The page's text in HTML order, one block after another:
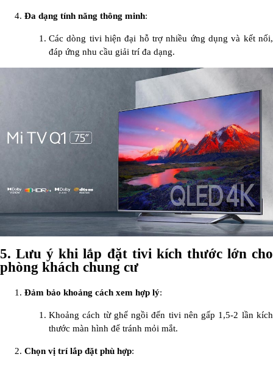
Đa dạng tính năng thông minh:
Các dòng tivi hiện đại hỗ trợ nhiều ứng dụng và kết nối,
đáp ứng nhu cầu giải trí đa dạng.
5.Lưu ý khi lắp đặt tivi kích thước lớn cho
phòng khách chung cư
Đảm bảo khoảng cách xem hợp lý:
Khoảng cách từ ghế ngồi đến tivi nên gấp 1,5-2 lần kích
thước màn hình để tránh mỏi mắt.
Chọn vị trí lắp đặt phù hợp: